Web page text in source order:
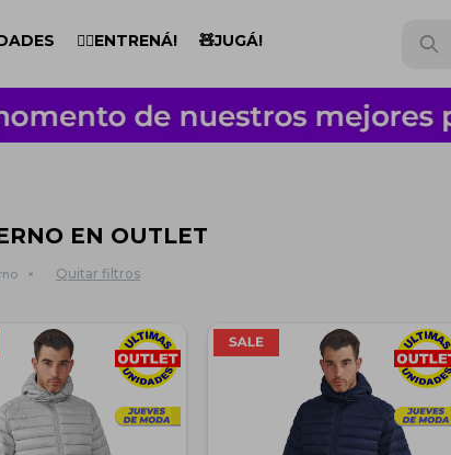
🏋️‍♂️ENTRENÁ! 🧸JUGÁ!
EN OUTLET
Quitar filtros